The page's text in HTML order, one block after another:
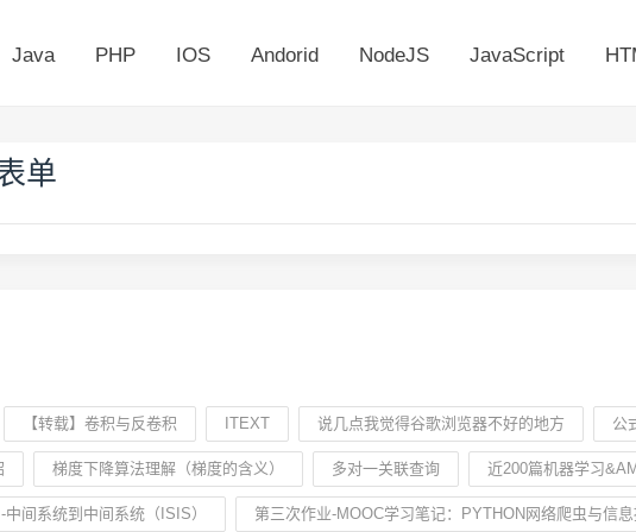
Java PHP IOS Andorid NodeJS JavaScript
单
【转载】卷积与反卷积 ITEXT 说几点我觉得谷歌浏览器不好的地方 公
梯度下降算法理解（梯度的含义） 多对一关联查询 近200篇机器学习
中间系统到中间系统（ISIS） 第三次作业-MOOC学习笔记：PYTHON网络爬虫与信息